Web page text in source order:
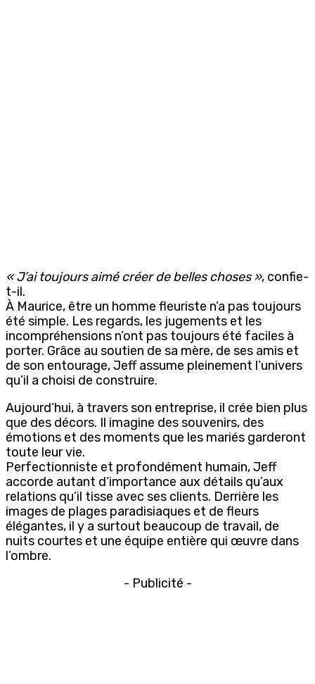
« J’ai toujours aimé créer de belles choses », confie-
t-il.
À Maurice, être un homme fleuriste n’a pas toujours
été simple. Les regards, les jugements et les
incompréhensions n’ont pas toujours été faciles à
porter. Grâce au soutien de sa mère, de ses amis et
de son entourage, Jeff assume pleinement l’univers
qu’il a choisi de construire.
Aujourd’hui, à travers son entreprise, il crée bien plus
que des décors. Il imagine des souvenirs, des
émotions et des moments que les mariés garderont
toute leur vie.
Perfectionniste et profondément humain, Jeff
accorde autant d’importance aux détails qu’aux
relations qu’il tisse avec ses clients. Derrière les
images de plages paradisiaques et de fleurs
élégantes, il y a surtout beaucoup de travail, de
nuits courtes et une équipe entière qui œuvre dans
l’ombre.
- Publicité -